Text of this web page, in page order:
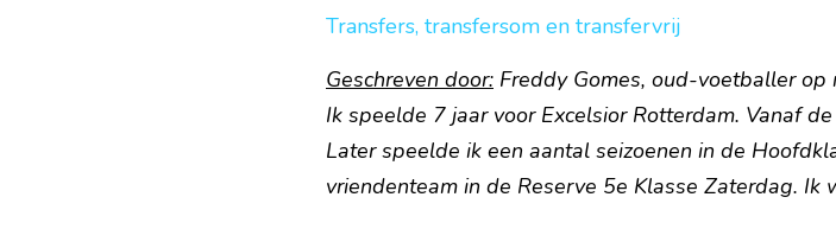
Transfers, transfersom en transfervrij
Geschreven door: Freddy Gomes, oud-voetballer
Ik speelde 7 jaar voor Excelsior Rotterdam. Vanaf
Later speelde ik een aantal seizoenen in de
vriendenteam in de Reserve 5e Klasse Zaterdag. Ik